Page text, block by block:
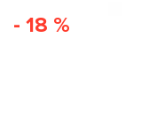
- 18 %